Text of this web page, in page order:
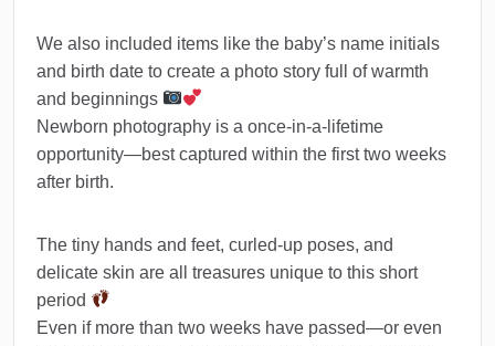
We also included items like the baby’s name initials
and birth date to create a photo story full of warmth
and beginnings
Newborn photography is a once-in-a-lifetime
opportunity—best captured within the first two weeks
after birth.
The tiny hands and feet, curled-up poses, and
delicate skin are all treasures unique to this short
period
Even if more than two weeks have passed—or even